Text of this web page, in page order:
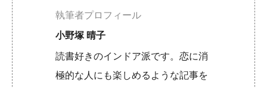
執筆者プロフィール
小野塚 晴子
読書好きのインドア派です。恋に消
極的な人にも楽しめるような記事を